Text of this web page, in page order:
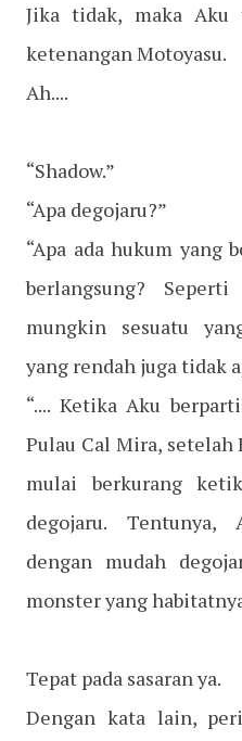
Jika tidak, maka Aku
ketenangan Motoyasu.
Ah....
“Shadow.”
“Apa degojaru?”
“Apa ada hukum yang
berlangsung?
mungkin sesuatu
yang rendah juga tidak
“.... Ketika Aku
Pulau Cal Mira, setelah
mulai berkurang
degojaru. Tentunya,
dengan mudah
monster yang
Tepat pada sasaran ya.
Dengan kata lain,